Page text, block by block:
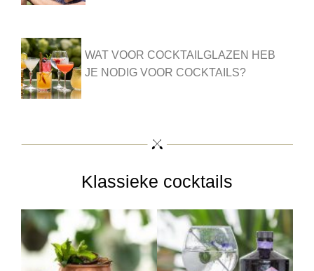
WAT VOOR COCKTAILGLAZEN HEB
JE NODIG VOOR COCKTAILS?
Klassieke cocktails